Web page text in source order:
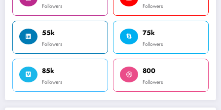
Followers Followers
55k
Followers
75k
Followers
85k
Followers
800
Followers